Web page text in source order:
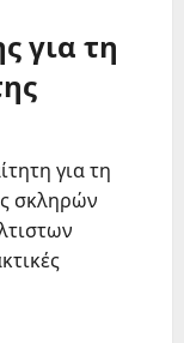
για τη
για τη
σκληρών